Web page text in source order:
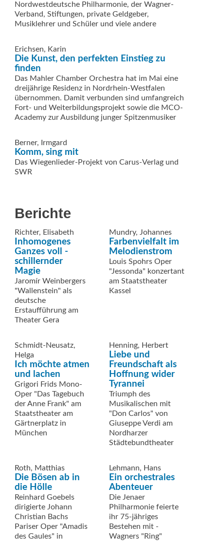
Nordwestdeutsche Philharmonie, der Wagner-
Verband, Stiftungen, private Geldgeber,
Musiklehrer und Schüler und viele andere
Erichsen, Karin
Die Kunst, den perfekten Einstieg zu
finden
Das Mahler Chamber Orchestra hat im Mai eine
dreijährige Residenz in ­Nordrhein-Westfalen
übernommen. Damit verbunden sind umfangreich
Fort- und Weiterbildungsprojekt sowie die MCO-
Academy zur Ausbildung junger Spitzen­musiker
Berner, Irmgard
Komm, sing mit
Das Wiegenlieder-Projekt von Carus-Verlag und
SWR
Berichte
Richter, Elisabeth
Inhomogenes
Ganzes voll ­
schillernder
Magie
Jaromír Weinbergers
"Wallenstein" als
deutsche
Erstaufführung am
Theater Gera
Mundry, Johannes
Farbenvielfalt im
Melodienstrom
Louis Spohrs Oper
"Jessonda" konzertant
am Staatstheater
Kassel
Schmidt-Neusatz,
Helga
Ich möchte atmen
und lachen
Grigori Frids Mono-
Oper "Das Tagebuch
der Anne Frank" am
Staatstheater am
Gärtnerplatz in
München
Henning, Herbert
Liebe und
Freundschaft als
Hoffnung wider
Tyrannei
Triumph des
Musikalischen mit
"Don Carlos" von
Giuseppe Verdi am
Nordharzer
Städtebundtheater
Roth, Matthias
Die Bösen ab in
die Hölle
Reinhard Goebels
dirigierte Johann
Christian Bachs
Pariser Oper "Amadis
des Gaules" in
Lehmann, Hans
Ein orchestrales
Abenteuer
Die Jenaer
Philharmonie feierte
ihr 75-jähriges
Bestehen mit ­
Wagners "Ring"